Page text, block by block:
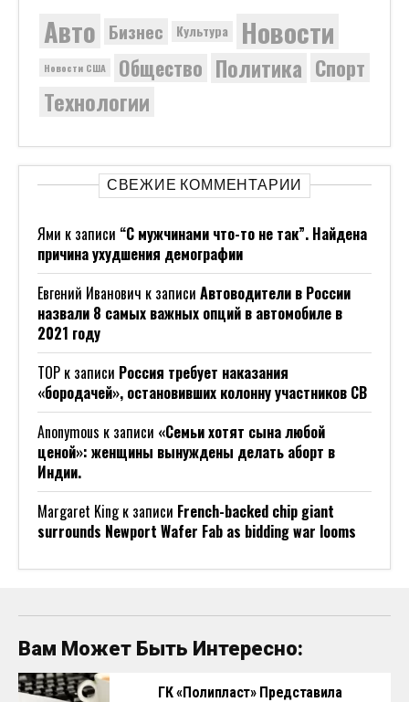
Авто Бизнес Культура Новости
Новости США Общество Политика Спорт
Технологии
СВЕЖИЕ КОММЕНТАРИИ
Ями к записи “С мужчинами что-то не так”. Найдена
причина ухудшения демографии
Евгений Иванович к записи Автоводители в России
назвали 8 самых важных опций в автомобиле в
2021 году
ТОР к записи Россия требует наказания
«бородачей», остановивших колонну участников СВ
Anonymous к записи «Семьи хотят сына любой
ценой»: женщины вынуждены делать аборт в
Индии.
Margaret Kingк записи French-backed chip giant
surrounds Newport Wafer Fab as bidding war looms
Вам Может Быть Интересно:
ГК «Полипласт» Представила